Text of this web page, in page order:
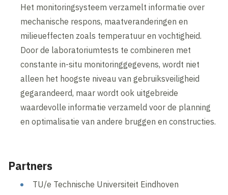
Het monitoringsysteem verzamelt informatie over
mechanische respons, maatveranderingen en
milieueffecten zoals temperatuur en vochtigheid.
Door de laboratoriumtests te combineren met
constante in-situ monitoringgegevens, wordt niet
alleen het hoogste niveau van gebruiksveiligheid
gegarandeerd, maar wordt ook uitgebreide
waardevolle informatie verzameld voor de planning
en optimalisatie van andere bruggen en constructies.
Partners
TU/e Technische Universiteit Eindhoven